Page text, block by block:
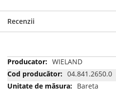
Recenzii
Mai
multe
informatii
WIELAND
04.841.2650.0
Bareta